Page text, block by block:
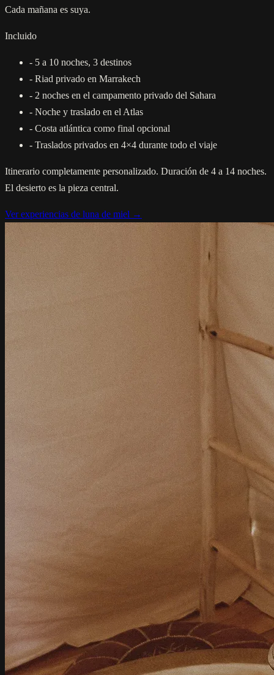
Cada mañana es suya.
Incluido
- 5 a 10 noches, 3 destinos
- Riad privado en Marrakech
- 2 noches en el campamento privado del Sahara
- Noche y traslado en el Atlas
- Costa atlántica como final opcional
- Traslados privados en 4×4 durante todo el viaje
Itinerario completamente personalizado. Duración de 4 a 14 noches.
El desierto es la pieza central.
Ver experiencias de luna de miel →